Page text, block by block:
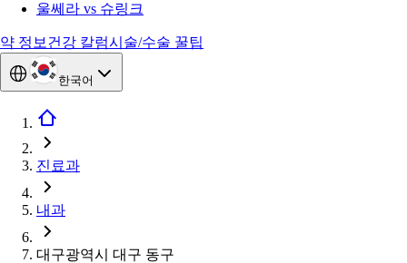
울쎄라 vs 슈링크
약 정보 건강 칼럼시술/수술 꿀팁
한국어
진료과
내과
대구광역시 대구 동구